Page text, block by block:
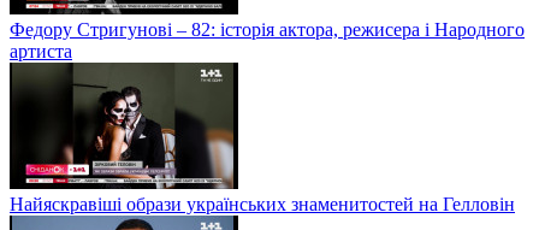
Федору Стригунові – 82: історія актора, режисера і Народного
артиста
Найяскравіші образи українських знаменитостей на Гелловін